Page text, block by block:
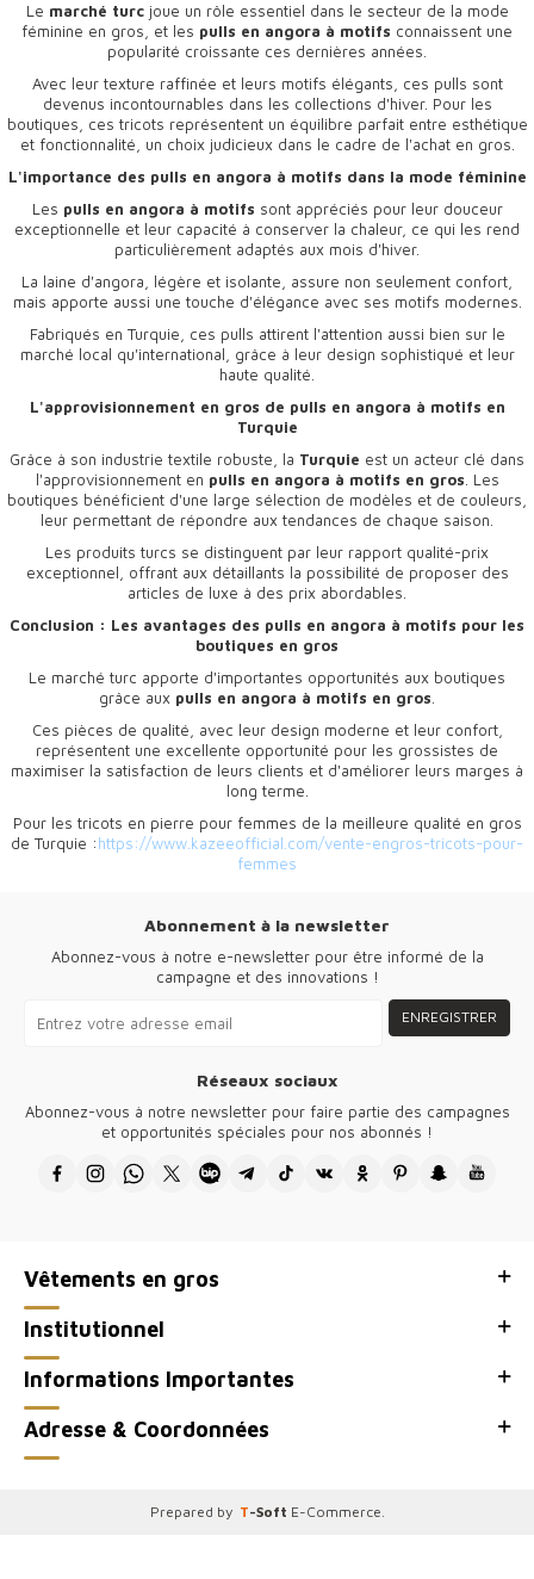
Le marché turc joue un rôle essentiel dans le secteur de la mode
féminine en gros, et les pulls en angora à motifs connaissent une
popularité croissante ces dernières années.
Avec leur texture raffinée et leurs motifs élégants, ces pulls sont
devenus incontournables dans les collections d'hiver. Pour les
boutiques, ces tricots représentent un équilibre parfait entre esthétique
et fonctionnalité, un choix judicieux dans le cadre de l'achat en gros.
L'importance des pulls en angora à motifs dans la mode féminine
Les pulls en angora à motifs sont appréciés pour leur douceur
exceptionnelle et leur capacité à conserver la chaleur, ce qui les rend
particulièrement adaptés aux mois d'hiver.
La laine d'angora, légère et isolante, assure non seulement confort,
mais apporte aussi une touche d'élégance avec ses motifs modernes.
Fabriqués en Turquie, ces pulls attirent l'attention aussi bien sur le
marché local qu'international, grâce à leur design sophistiqué et leur
haute qualité.
L'approvisionnement en gros de pulls en angora à motifs en
Turquie
Grâce à son industrie textile robuste, la Turquie est un acteur clé dans
l'approvisionnement en pulls en angora à motifs en gros . Les
boutiques bénéficient d'une large sélection de modèles et de couleurs,
leur permettant de répondre aux tendances de chaque saison.
Les produits turcs se distinguent par leur rapport qualité-prix
exceptionnel, offrant aux détaillants la possibilité de proposer des
articles de luxe à des prix abordables.
Conclusion : Les avantages des pulls en angora à motifs pour les
boutiques en gros
Le marché turc apporte d'importantes opportunités aux boutiques
grâce aux pulls en angora à motifs en gros
Ces pièces de qualité, avec leur design moderne et leur confort,
représentent une excellente opportunité pour les grossistes de
maximiser la satisfaction de leurs clients et d'améliorer leurs marges à
long terme.
Pour les tricots en pierre pour femmes de la meilleure qualité en gros
de Turquie :https://www.kazeeofficial.com/vente-engros-tricots-pour-
femmes
Abonnement à la newsletter
Abonnez-vous à notre e-newsletter pour être informé de la
campagne et des innovations !
ENREGISTRER
Réseaux sociaux
Abonnez-vous à notre newsletter pour faire partie des campagnes
et opportunités spéciales pour nos abonnés !
Vêtements en gros
Institutionnel
Informations Importantes
Adresse & Coordonnées
Prepared by T-Soft E-Commerce.